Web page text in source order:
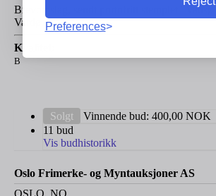
Preferences
Brevomslag, sendt portofritt stemplet
Vardø.
Kvalitet:
B
Solgt Vinnende bud: 400,00 NOK
11 bud
Vis budhistorikk
Oslo Frimerke- og Myntauksjoner AS